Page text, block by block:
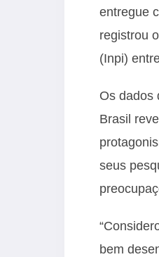
entregue
registrou
(Inpi)
Os dados
Brasil
seus
bem